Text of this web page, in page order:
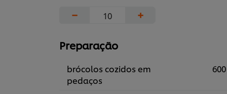
− +
Preparação
brócolos cozidos em
pedaços